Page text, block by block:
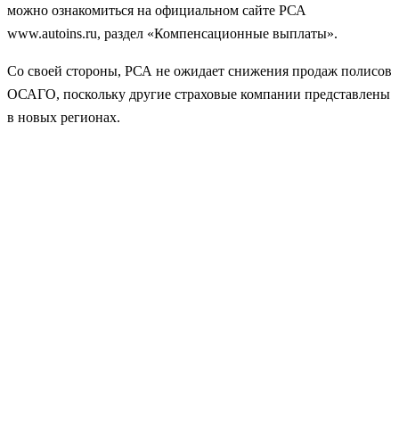
можно ознакомиться на официальном сайте РСА
www.autoins.ru, раздел «Компенсационные выплаты».
Со своей стороны, РСА не ожидает снижения продаж полисов
ОСАГО, поскольку другие страховые компании представлены
в новых регионах.